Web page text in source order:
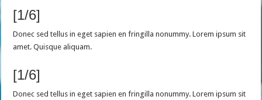
[1/6]
Donec sed tellus in eget sapien en fringilla nonummy. Lorem ipsum sit
amet. Quisque aliquam.
[1/6]
Donec sed tellus in eget sapien en fringilla nonummy. Lorem ipsum sit